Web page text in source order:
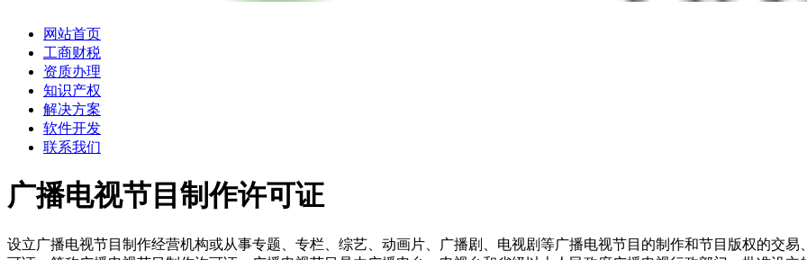
网站首页
工商财税
资质办理
知识产权
解决方案
软件开发
联系我们
广播电视节目制作许可证
设立广播电视节目制作经营机构或从事专题、专栏、综艺、动画片、广播剧、电视剧等广播电视节目的制作和节目版权的交